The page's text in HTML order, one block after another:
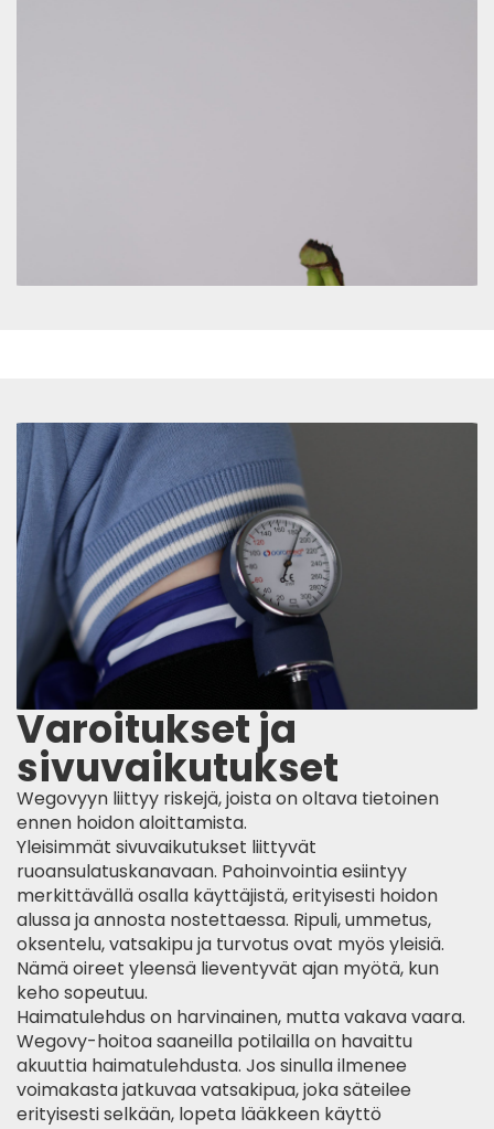
Varoitukset ja
sivuvaikutukset
Wegovyyn liittyy riskejä, joista on oltava tietoinen
ennen hoidon aloittamista.
Yleisimmät sivuvaikutukset liittyvät
ruoansulatuskanavaan. Pahoinvointia esiintyy
merkittävällä osalla käyttäjistä, erityisesti hoidon
alussa ja annosta nostettaessa. Ripuli, ummetus,
oksentelu, vatsakipu ja turvotus ovat myös yleisiä.
Nämä oireet yleensä lieventyvät ajan myötä, kun
keho sopeutuu.
Haimatulehdus on harvinainen, mutta vakava vaara.
Wegovy-hoitoa saaneilla potilailla on havaittu
akuuttia haimatulehdusta. Jos sinulla ilmenee
voimakasta jatkuvaa vatsakipua, joka säteilee
erityisesti selkään, lopeta lääkkeen käyttö